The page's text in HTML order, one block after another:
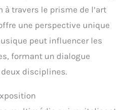
à travers le prisme de l’art
une perspective unique
peut influencer les
formant un dialogue
disciplines.